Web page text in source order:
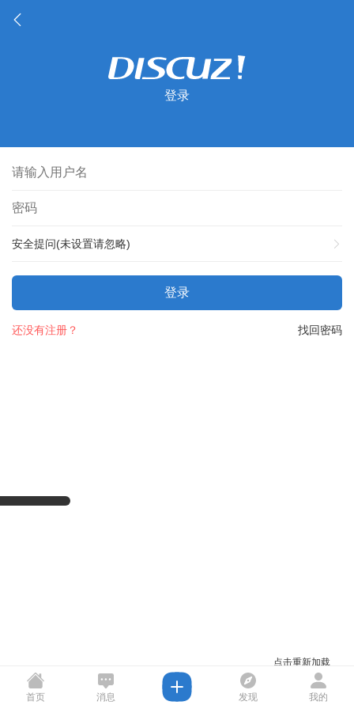
登录
安全提问(未设置请忽略)
登录
找回密码
还没有注册？
点击重新加载
首页 消息 发现 我的